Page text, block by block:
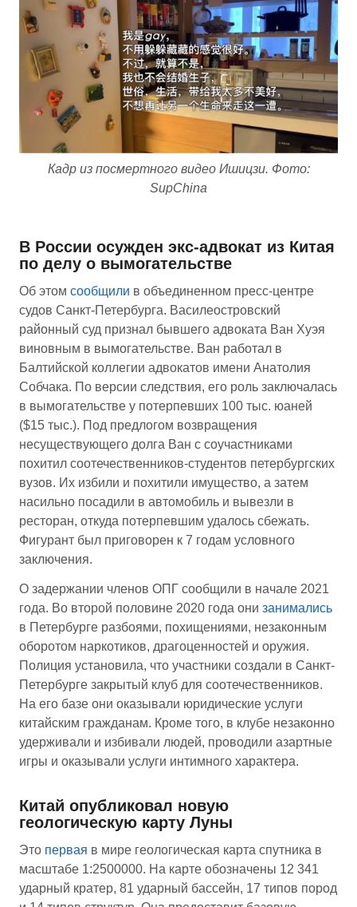
Кадр из посмертного видео Ишицзи. Фото:
SupChina
В России осужден экс-адвокат из Китая
по делу о вымогательстве
Об этом сообщили в объединенном пресс-центре
судов Санкт-Петербурга. Василеостровский
районный суд признал бывшего адвоката Ван Хуэя
виновным в вымогательстве. Ван работал в
Балтийской коллегии адвокатов имени Анатолия
Собчака. По версии следствия, его роль заключалась
в вымогательстве у потерпевших 100 тыс. юаней
($15 тыс.). Под предлогом возвращения
несуществующего долга Ван с соучастниками
похитил соотечественников-студентов петербургских
вузов. Их избили и похитили имущество, а затем
насильно посадили в автомобиль и вывезли в
ресторан, откуда потерпевшим удалось сбежать.
Фигурант был приговорен к 7 годам условного
заключения.
О задержании членов ОПГ сообщили в начале 2021
года. Во второй половине 2020 года они занимались
в Петербурге разбоями, похищениями, незаконным
оборотом наркотиков, драгоценностей и оружия.
Полиция установила, что участники создали в Санкт-
Петербурге закрытый клуб для соотечественников.
На его базе они оказывали юридические услуги
китайским гражданам. Кроме того, в клубе незаконно
удерживали и избивали людей, проводили азартные
игры и оказывали услуги интимного характера.
Китай опубликовал новую
геологическую карту Луны
Это первая в мире геологическая карта спутника в
масштабе 1:2500000. На карте обозначены 12 341
ударный кратер, 81 ударный бассейн, 17 типов пород